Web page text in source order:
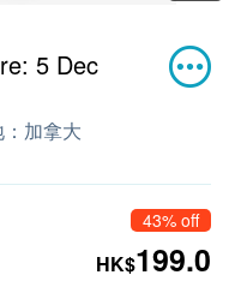
5 Dec
加拿大
43% off
HK$199.0